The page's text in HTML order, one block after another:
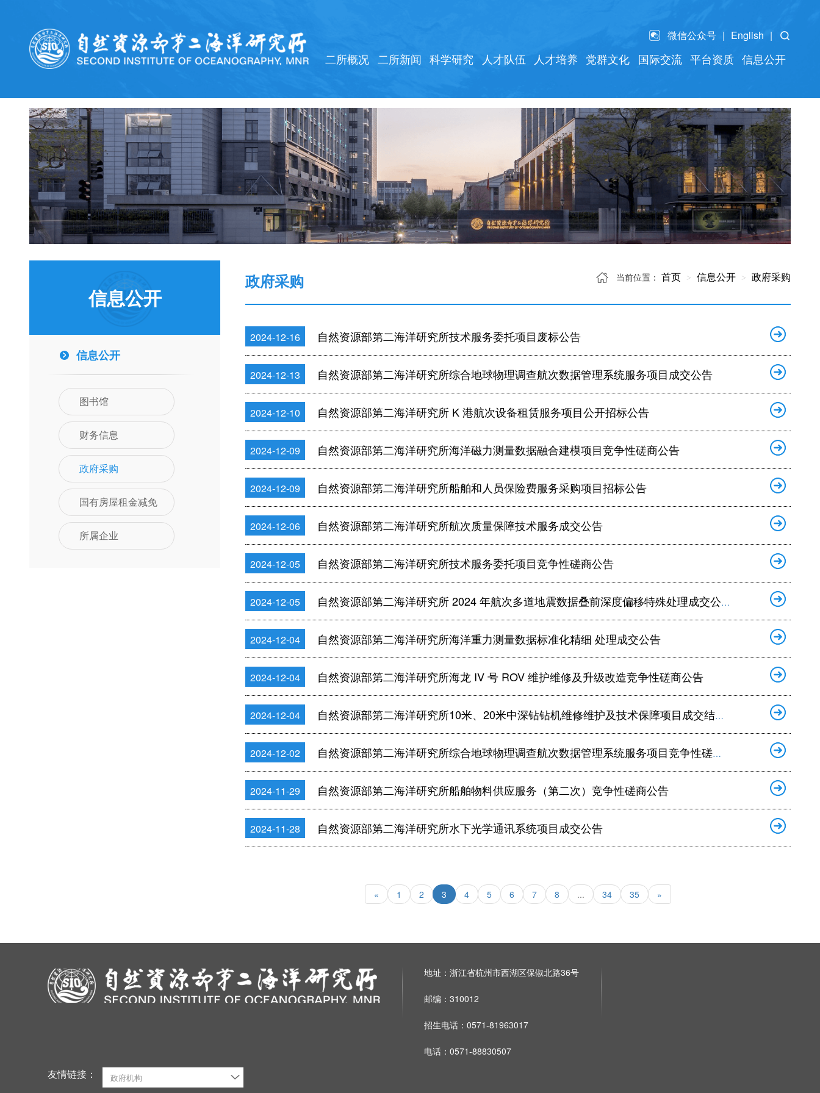
微信公众号 English
二所概况 二所新闻 科学研究 人才队伍 人才培养 党群文化 国际交流 平台资质 信息公开
信息公开
信息公开
图书馆
财务信息
政府采购
国有房屋租金减免
所属企业
政府采购 当前位置： 首页 信息公开 政府采购
2024-12-16 自然资源部第二海洋研究所技术服务委托项目废标公告
2024-12-13 自然资源部第二海洋研究所综合地球物理调查航次数据管理系统服务项目成交公告
2024-12-10 自然资源部第二海洋研究所 K 港航次设备租赁服务项目公开招标公告
2024-12-09 自然资源部第二海洋研究所海洋磁力测量数据融合建模项目竞争性磋商公告
2024-12-09 自然资源部第二海洋研究所船舶和人员保险费服务采购项目招标公告
2024-12-06 自然资源部第二海洋研究所航次质量保障技术服务成交公告
2024-12-05 自然资源部第二海洋研究所技术服务委托项目竞争性磋商公告
2024-12-05 自然资源部第二海洋研究所 2024 年航次多道地震数据叠前深度偏移特殊处理成交公告
2024-12-04 自然资源部第二海洋研究所海洋重力测量数据标准化精细 处理成交公告
2024-12-04 自然资源部第二海洋研究所海龙 IV 号 ROV 维护维修及升级改造竞争性磋商公告
2024-12-04 自然资源部第二海洋研究所10米、20米中深钻钻机维修维护及技术保障项目成交结果公告
2024-12-02 自然资源部第二海洋研究所综合地球物理调查航次数据管理系统服务项目竞争性磋商公告
2024-11-29 自然资源部第二海洋研究所船舶物料供应服务（第二次）竞争性磋商公告
2024-11-28 自然资源部第二海洋研究所水下光学通讯系统项目成交公告
« 1 2 3 4 5 6 7 8 ... 34 35 »
地址：浙江省杭州市西湖区保俶北路36号
邮编：310012
招生电话：0571-81963017
电话：0571-88830507
友情链接： 政府机构